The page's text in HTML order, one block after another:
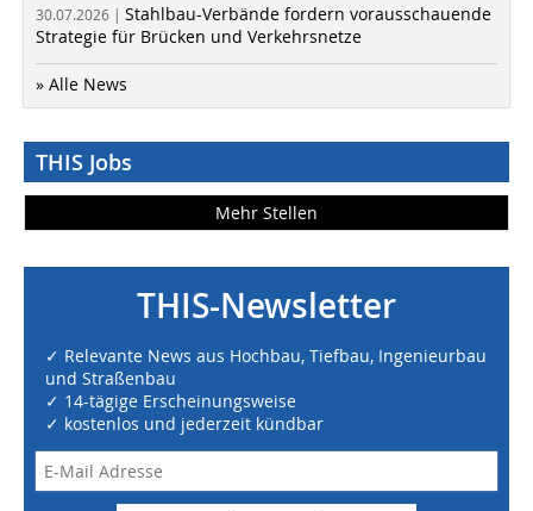
30.07.2026 | Stahlbau-Verbände fordern vorausschauende
Strategie für Brücken und Verkehrsnetze
» Alle News
THIS Jobs
Mehr Stellen
THIS-Newsletter
✓ Relevante News aus Hochbau, Tiefbau, Ingenieurbau
und Straßenbau
✓ 14-tägige Erscheinungsweise
✓ kostenlos und jederzeit kündbar